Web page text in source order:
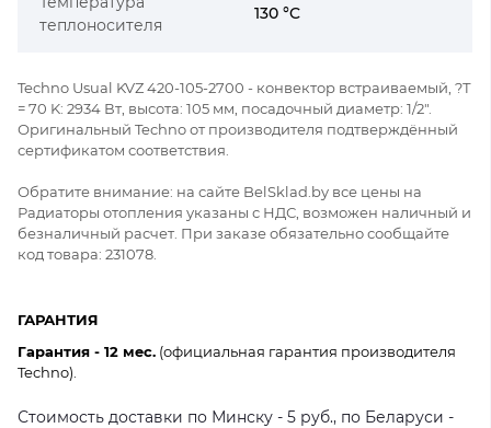
теплоносителя
130 °C
Techno Usual KVZ 420-105-2700 - конвектор встраиваемый, ?Т
= 70 K: 2934 Вт, высота: 105 мм, посадочный диаметр: 1/2".
Оригинальный Techno от производителя подтверждённый
сертификатом соответствия.
Обратите внимание: на сайте BelSklad.by все цены на
Радиаторы отопления указаны с НДС, возможен наличный и
безналичный расчет. При заказе обязательно сообщайте
код товара: 231078.
ГАРАНТИЯ
Гарантия - 12 мес. (официальная гарантия производителя
Techno).
Стоимость доставки по Минску - 5 руб., по Беларуси -